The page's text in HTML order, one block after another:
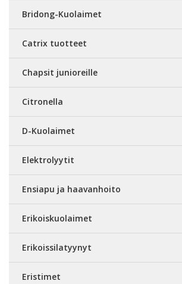
Bridong-Kuolaimet
Catrix tuotteet
Chapsit junioreille
Citronella
D-Kuolaimet
Elektrolyytit
Ensiapu ja haavanhoito
Erikoiskuolaimet
Erikoissilatyynyt
Eristimet